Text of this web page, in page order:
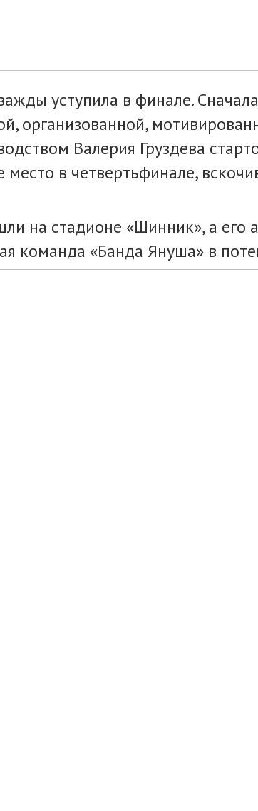
уступила в финале.
организованной,
Валерия Груздева
место в четвертьфинале,
на стадионе «Шинник», а
команда «Банда Януша» в